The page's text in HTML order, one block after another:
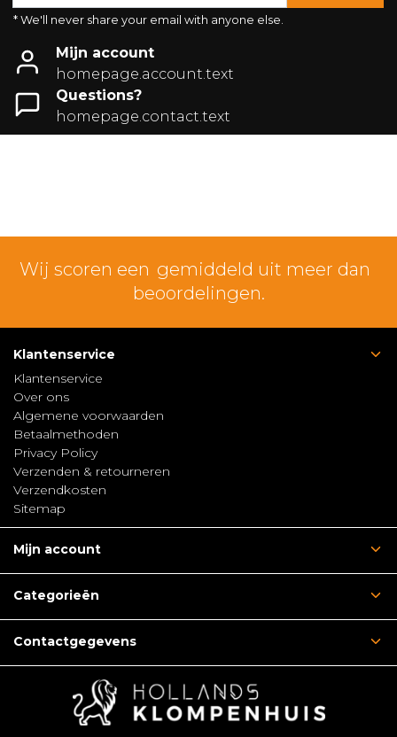
* We'll never share your email with anyone else.
Mijn account
homepage.account.text
Questions?
homepage.contact.text
Wij scoren een gemiddeld uit meer dan
beoordelingen.
Klantenservice
Klantenservice
Over ons
Algemene voorwaarden
Betaalmethoden
Privacy Policy
Verzenden & retourneren
Verzendkosten
Sitemap
Mijn account
Categorieën
Contactgegevens